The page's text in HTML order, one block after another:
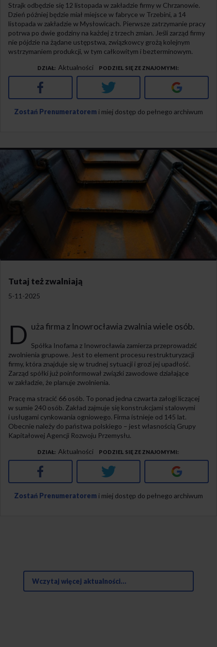
Strajk odbędzie się 12 listopada w zakładzie firmy w Chrzanowie.
Dzień później będzie miał miejsce w fabryce w Trzebini, a 14
listopada w zakładzie w Mysłowicach. Pierwsze zatrzymanie pracy
potrwa po dwie godziny na każdej z trzech zmian. Jeśli zarząd firmy
nie pójdzie na żądane ustępstwa, związkowcy grożą kolejnym
wstrzymaniem produkcji, w tym całkowitym i bezterminowym.
DZIAŁ Aktualności PODZIEL SIĘ ZE ZNAJOMYMI
Facebook Twitter Google+
Zostań Prenumeratorem i miej dostęp do pełnego archiwum
Tutaj też zwalniają
5-11-2025
D uża firma z Inowrocławia zwalnia wiele osób.
Spółka Inofama z Inowrocławia zamierza przeprowadzić
zwolnienia grupowe. Jest to element procesu restrukturyzacji
firmy, która znajduje się w trudnej sytuacji i grozi jej upadłość.
Zarząd spółki już poinformował związki zawodowe działające
w zakładzie, że planuje zwolnienia.
Pracę ma stracić 66 osób. To ponad jedna czwarta załogi liczącej
w sumie 240 osób. Zakład zajmuje się konstrukcjami stalowymi
i usługami cynkowania ogniowego. Firma istnieje od 145 lat.
Obecnie należy do państwa polskiego – jest własnością Grupy
Kapitałowej Agencji Rozwoju Przemysłu.
DZIAŁ Aktualności PODZIEL SIĘ ZE ZNAJOMYMI
Facebook Twitter Google+
Zostań Prenumeratorem i miej dostęp do pełnego archiwum
Wczytaj więcej aktualności...